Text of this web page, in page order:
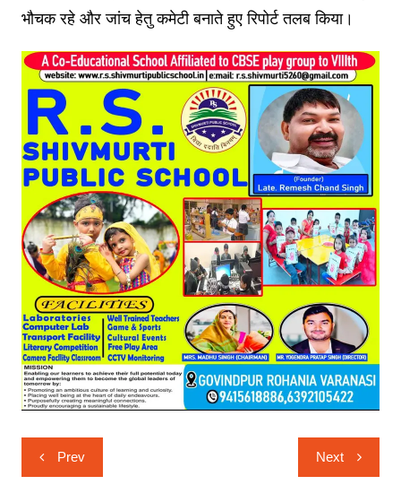
भौचक रहे और जांच हेतु कमेटी बनाते हुए रिपोर्ट तलब किया।
Post
navigation
Prev Next